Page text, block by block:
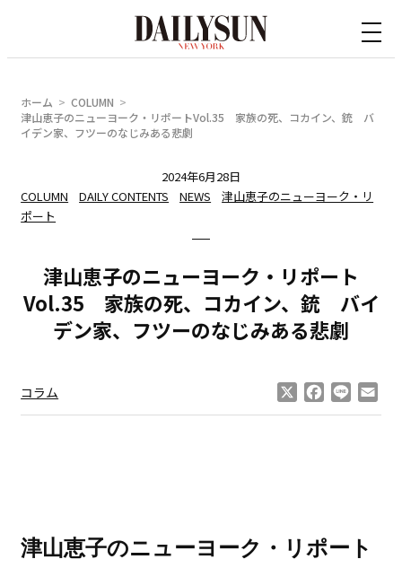
ホーム
COLUMN
津山恵子のニューヨーク・リポートVol.35 家族の死、コカイン、銃 バ
イデン家、フツーのなじみある悲劇
2024年6月28日
COLUMN
DAILY CONTENTS NEWS
津山恵子のニューヨーク・リ
ポート
津山恵子のニューヨーク・リポート
Vol.35 家族の死、コカイン、銃 バイ
デン家、フツーのなじみある悲劇
コラム Facebook
Line
津山恵子のニューヨーク・リポート